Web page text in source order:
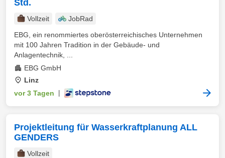
Std.
Vollzeit
JobRad
EBG, ein renommiertes oberösterreichisches Unternehmen
mit 100 Jahren Tradition in der Gebäude- und
Anlagentechnik, ...
EBG GmbH
Linz
vor 3 Tagen
Projektleitung für Wasserkraftplanung ALL
GENDERS
Vollzeit